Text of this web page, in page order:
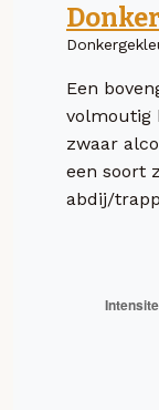
Een
volmoutig
zwaar
een soort
abdij/